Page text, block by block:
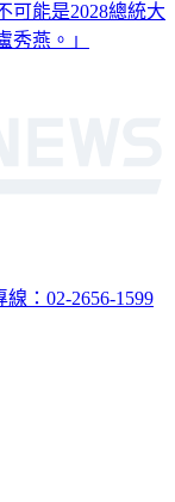
可能是2028總統大
秀燕。」
：02-2656-1599